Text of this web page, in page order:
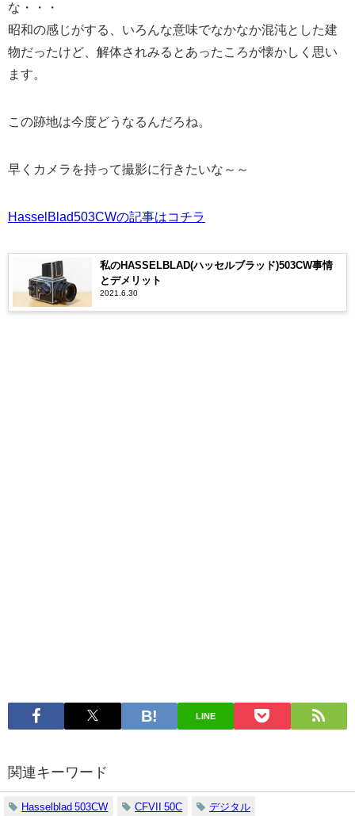
な・・・
昭和の感じがする、いろんな意味でなかなか混沌とした建
物だったけど、解体されみるとあったころが懐かしく思い
ます。
この跡地は今度どうなるんだろね。
早くカメラを持って撮影に行きたいな～～
HasselBlad503CWの記事はコチラ
私のHASSELBLAD(ハッセルブラッド)503CW事情
とデメリット
2021.6.30
LINE
関連キーワード
Hasselblad 503CW CFVII 50C デジタル